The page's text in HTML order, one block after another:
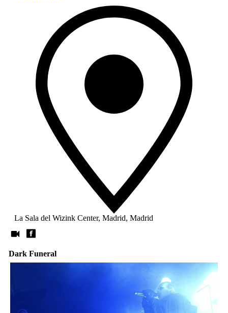
La Sala del Wizink Center, Madrid, Madrid
Dark Funeral